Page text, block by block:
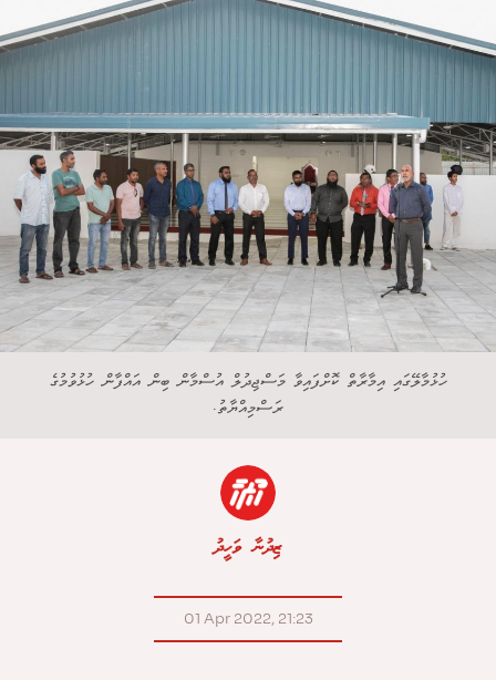
ހުޅުމާލޭގައި އިމާރާތް ކޮށްފައިވާ މަސްޖިދުލް އުސްމާން ބިން އައްފާން ހުޅުވުމުގެ
ރަސްމިއްޔާތު.
ޒިދުނާ ވަހީދު
01 Apr 2022, 21:23